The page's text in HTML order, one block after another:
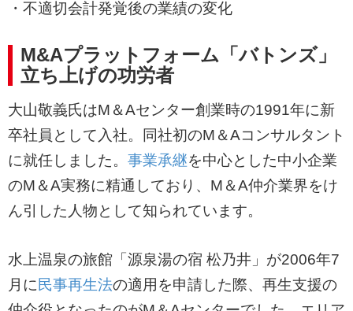
・不適切会計発覚後の業績の変化
M&Aプラットフォーム「バトンズ」
立ち上げの功労者
大山敬義氏はM＆Aセンター創業時の1991年に新
卒社員として入社。同社初のM＆Aコンサルタント
に就任しました。 事業承継を中心とした中小企業
のM＆A実務に精通しており、M＆A仲介業界をけ
ん引した人物として知られています。
水上温泉の旅館「源泉湯の宿 松乃井」が2006年7
月に民事再生法の適用を申請した際、再生支援の